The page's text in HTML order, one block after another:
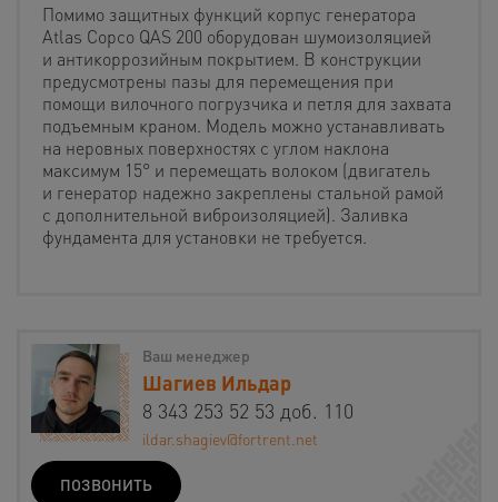
Помимо защитных функций корпус генератора
Atlas Copco QAS 200 оборудован шумоизоляцией
и антикоррозийным покрытием. В конструкции
предусмотрены пазы для перемещения при
помощи вилочного погрузчика и петля для захвата
подъемным краном. Модель можно устанавливать
на неровных поверхностях с углом наклона
максимум 15° и перемещать волоком (двигатель
и генератор надежно закреплены стальной рамой
с дополнительной виброизоляцией). Заливка
фундамента для установки не требуется.
Ваш менеджер
Шагиев Ильдар
8 343 253 52 53 доб. 110
ildar.shagiev@fortrent.net
ПОЗВОНИТЬ